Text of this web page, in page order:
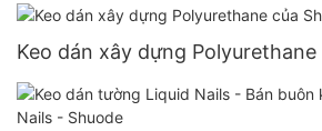
Keo dán xây dựng Polyurethane